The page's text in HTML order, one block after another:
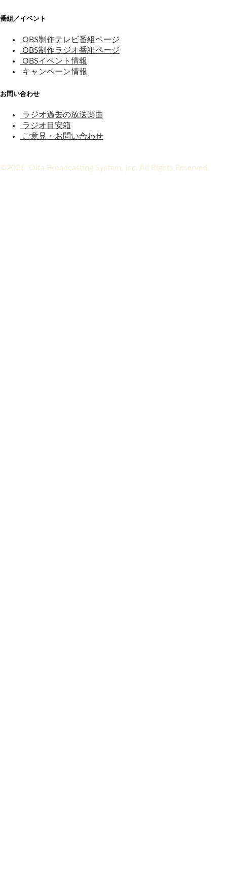
番組／イベント
OBS制作テレビ番組ページ
OBS制作ラジオ番組ページ
OBSイベント情報
キャンペーン情報
お問い合わせ
ラジオ過去の放送楽曲
ラジオ目安箱
ご意見・お問い合わせ
©2026 Oita Broadcasting System, Inc. All Rights Reserved.